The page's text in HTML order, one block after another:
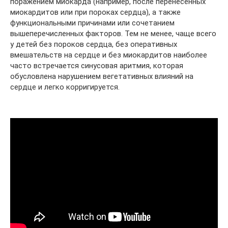
миокардитов или при пороках сердца), а также
функциональными причинами или сочетанием
вышеперечисленных факторов. Тем не менее, чаще всего
у детей без пороков сердца, без оперативных
вмешательств на сердце и без миокардитов наиболее
часто встречается синусовая аритмия, которая
обусловлена нарушением вегетативных влияний на
сердце и легко корригируется.